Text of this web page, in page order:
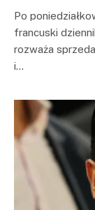
Po
francuski
rozważa
i…